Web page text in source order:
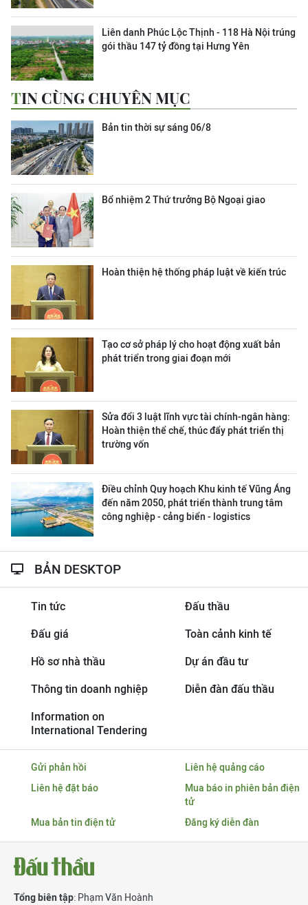
Liên danh Phúc Lộc Thịnh - 118 Hà Nội trúng
gói thầu 147 tỷ đồng tại Hưng Yên
TIN CÙNG CHUYÊN MỤC
Bản tin thời sự sáng 06/8
Bổ nhiệm 2 Thứ trưởng Bộ Ngoại giao
Hoàn thiện hệ thống pháp luật về kiến trúc
Tạo cơ sở pháp lý cho hoạt động xuất bản
phát triển trong giai đoạn mới
Sửa đổi 3 luật lĩnh vực tài chính-ngân hàng:
Hoàn thiện thể chế, thúc đẩy phát triển thị
trường vốn
Điều chỉnh Quy hoạch Khu kinh tế Vũng Áng
đến năm 2050, phát triển thành trung tâm
công nghiệp - cảng biển - logistics
BẢN DESKTOP
Tin tức Đấu thầu
Đấu giá Toàn cảnh kinh tế
Hồ sơ nhà thầu Dự án đầu tư
Thông tin doanh nghiệp Diễn đàn đấu thầu
Information on
International Tendering
Gửi phản hồi
Liên hệ quảng cáo
Liên hệ đặt báo
Mua báo in phiên bản điện
tử
Mua bản tin điện tử
Đăng ký diễn đàn
Tổng biên tập: Phạm Văn Hoành